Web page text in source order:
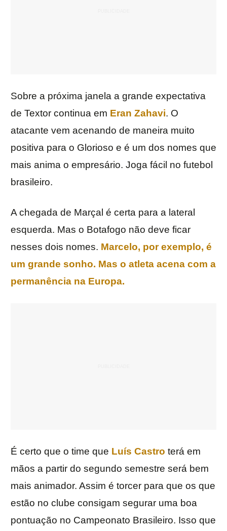
Sobre a próxima janela a grande expectativa
de Textor continua em Eran Zahavi. O
atacante vem acenando de maneira muito
positiva para o Glorioso e é um dos nomes que
mais anima o empresário. Joga fácil no futebol
brasileiro.
A chegada de Marçal é certa para a lateral
esquerda. Mas o Botafogo não deve ficar
nesses dois nomes. Marcelo, por exemplo, é
um grande sonho. Mas o atleta acena com a
permanência na Europa.
É certo que o time que Luís Castro terá em
mãos a partir do segundo semestre será bem
mais animador. Assim é torcer para que os que
estão no clube consigam segurar uma boa
pontuação no Campeonato Brasileiro. Isso que